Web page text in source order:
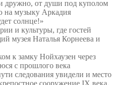
дружно, от души под куполом
на музыку Аркадия
солнце!»
и культуры, где гостей
музея Наталья Корнеева и
к замку Нойхаузен через
с прошлого века
следования увидели и место